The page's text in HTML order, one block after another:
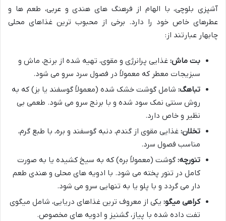
آشپزی بلوچی، با الهام از فرهنگ های هندی و عربی، طعم ها و
عطرهای خاص خود را دارد. برخی از محبوب ترین غذاهای محلی
چابهار عبارتند از:
بت ماش: غذایی پرانرژی و مقوی، تهیه شده از برنج، ماش و
سبزیجات معطر که معمولاً در فصول سرد سرو می شود.
تباهگ: شامل گوشت خشک شده (معمولاً گوسفند یا بز) که به
روش سنتی نمک سود شده و با برنج سرو می شود. طعمی بی
نظیر و خاص دارد.
تخلان: غذایی مقوی از گندم، دنبه گوسفند و بره، با طبع گرم،
مناسب فصول سرد.
تنورچه: گوشت (معمولاً بره) که به سیخ کشیده یا به صورت
کامل در تنور پخته می شود. با ادویه های محلی و هندی طعم
دار می گردد و با پلو یا به تنهایی سرو می شود.
کراهی میگو: یکی از معروف ترین غذاهای دریایی، شامل میگوی
تفت داده شده با پیاز، گشنیز و ادویه های مخصوص.